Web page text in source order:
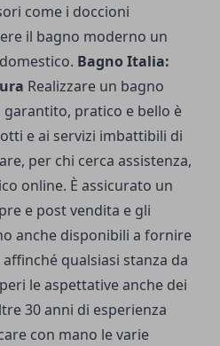
come i doccioni
il bagno moderno un
Bagno Italia:
Realizzare un bagno
pratico e bello è
e ai servizi imbattibili di
per chi cerca assistenza,
online. È assicurato un
e post vendita e gli
anche disponibili a fornire
qualsiasi stanza da
le aspettative anche dei
30 anni di esperienza
con mano le varie